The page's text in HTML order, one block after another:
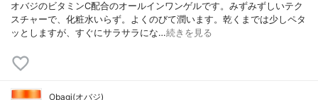
オバジのビタミンC配合のオールインワンゲルです。みずみずしいテク
スチャーで、化粧水いらず。よくのびて潤います。乾くまでは少しペタ
ッとしますが、すぐにサラサラにな…続きを見る
Obagi(オバジ)